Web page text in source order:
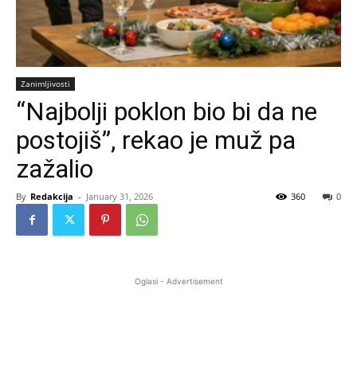
Zanimljivosti
“Najbolji poklon bio bi da ne
postojiš”, rekao je muž pa
zažalio
By Redakcija - January 31, 2026 0
360
Oglasi - Advertisement